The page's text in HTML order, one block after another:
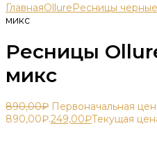
ГлавнаяOllureРесницы черные
микс
Ресницы
микс
890,00₽ Первоначальная
890,00₽.249,00₽Текущая